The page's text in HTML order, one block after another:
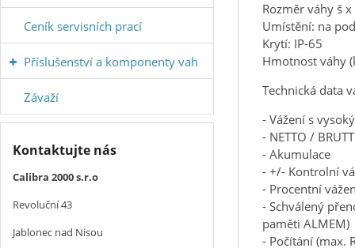
Rozměr váhy š
Umístění: na
Krytí: IP-65
Hmotnost váhy
Technická data
- Vážení s
- NETTO /
- Akumulace
- +/- Kontrolní
- Procentní
- Schválený
paměti ALMEM)
- Počítání (max.
Ceník servisních prací
Příslušenství a komponenty vah
Závaží
Kontaktujte nás
Calibra 2000 s.r.o
Revoluční 43
Jablonec nad Nisou